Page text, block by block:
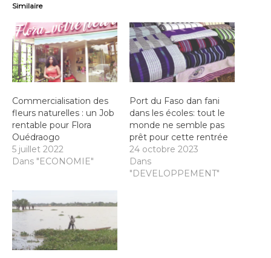
Similaire
Commercialisation des
fleurs naturelles : un Job
rentable pour Flora
Ouédraogo
5 juillet 2022
Dans "ECONOMIE"
Port du Faso dan fani
dans les écoles: tout le
monde ne semble pas
prêt pour cette rentrée
24 octobre 2023
Dans
"DEVELOPPEMENT"